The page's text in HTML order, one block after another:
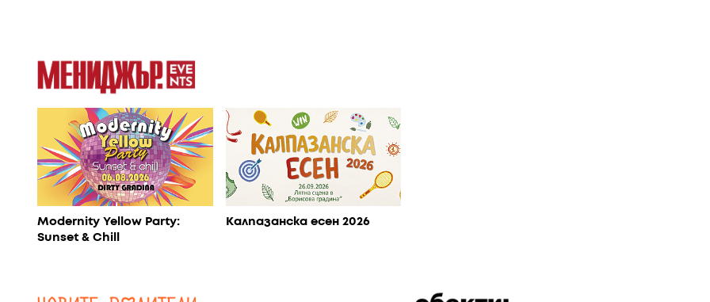
Modernity Yellow Party:
Sunset & Chill
Калпазанска есен 2026